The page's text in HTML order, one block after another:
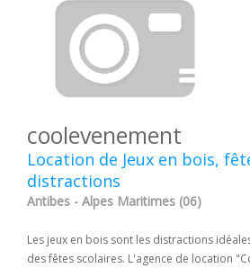
coolevenement
Location de Jeux en bois,
distractions
Antibes - Alpes Maritimes (06)
Les jeux en bois sont les distractions
des fêtes scolaires. L'agence de location